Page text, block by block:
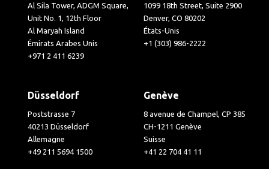
Al Sila Tower, ADGM Square,
Unit No. 1, 12th Floor
Al Maryah Island
Émirats Arabes Unis
+971 2 411 6239
1099 18th Street, Suite 2900
Denver, CO 80202
États-Unis
+1 (303) 986-2222
Düsseldorf
Poststrasse 7
40213 Düsseldorf
Allemagne
+49 211 5694 1500
Genève
8 avenue de Champel, CP 385
CH-1211 Genève
Suisse
+41 22 704 41 11